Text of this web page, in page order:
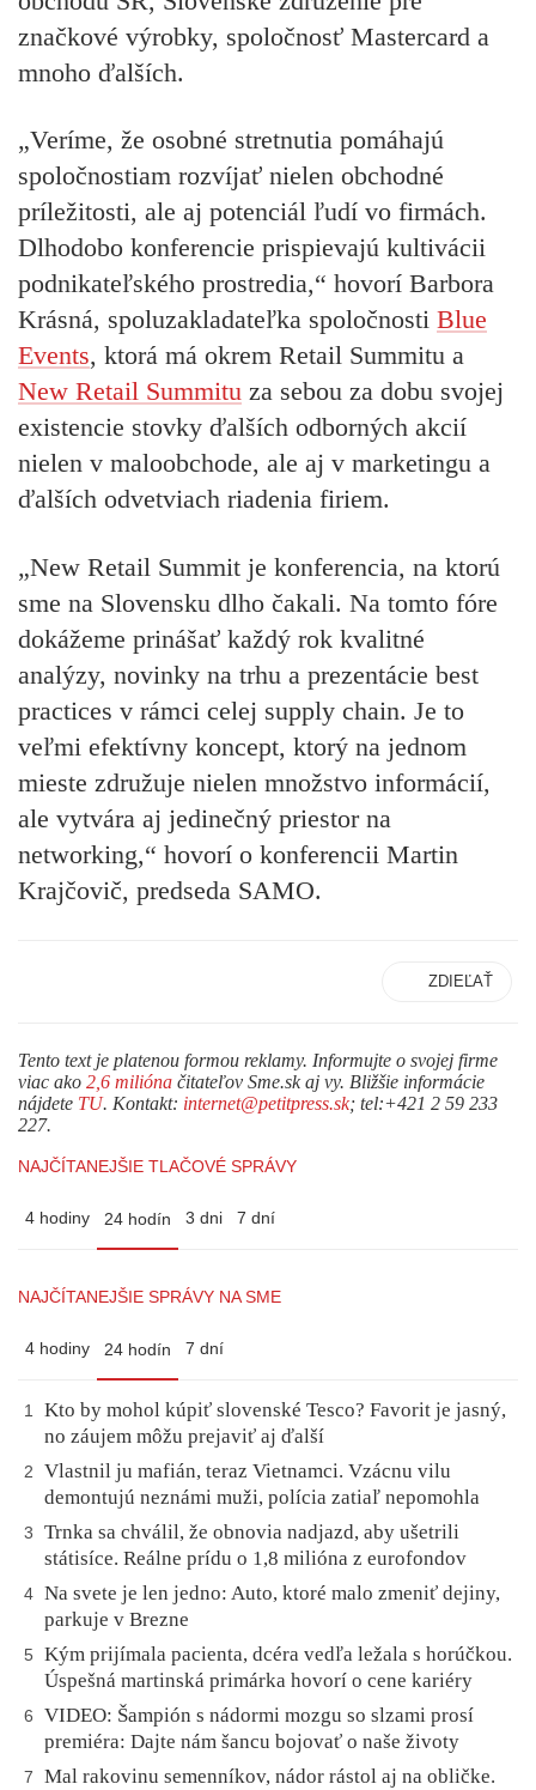
značkové výrobky, spoločnosť Mastercard a
mnoho ďalších.
„Veríme, že osobné stretnutia pomáhajú
spoločnostiam rozvíjať nielen obchodné
príležitosti, ale aj potenciál ľudí vo firmách.
Dlhodobo konferencie prispievajú kultivácii
podnikateľského prostredia,“ hovorí Barbora
Krásná, spoluzakladateľka spoločnosti Blue
Events, ktorá má okrem Retail Summitu a
New Retail Summitu za sebou za dobu svojej
existencie stovky ďalších odborných akcií
nielen v maloobchode, ale aj v marketingu a
ďalších odvetviach riadenia firiem.
„New Retail Summit je konferencia, na ktorú
sme na Slovensku dlho čakali. Na tomto fóre
dokážeme prinášať každý rok kvalitné
analýzy, novinky na trhu a prezentácie best
practices v rámci celej supply chain. Je to
veľmi efektívny koncept, ktorý na jednom
mieste združuje nielen množstvo informácií,
ale vytvára aj jedinečný priestor na
networking,“ hovorí o konferencii Martin
Krajčovič, predseda SAMO.
ZDIEĽAŤ
Tento text je platenou formou reklamy. Informujte o svojej firme
viac ako 2,6 milióna čitateľov Sme.sk aj vy. Bližšie informácie
nájdete TU. Kontakt: internet@petitpress.sk; tel:+421 2 59 233
227.
NAJČÍTANEJŠIE TLAČOVÉ SPRÁVY
4 hodiny 24 hodín 3 dni 7 dní
NAJČÍTANEJŠIE SPRÁVY NA SME
4 hodiny 24 hodín 7 dní
1
Kto by mohol kúpiť slovenské Tesco? Favorit je jasný,
no záujem môžu prejaviť aj ďalší
2
Vlastnil ju mafián, teraz Vietnamci. Vzácnu vilu
demontujú neznámi muži, polícia zatiaľ nepomohla
3
Trnka sa chválil, že obnovia nadjazd, aby ušetrili
státisíce. Reálne prídu o 1,8 milióna z eurofondov
4 Na svete je len jedno: Auto, ktoré malo zmeniť dejiny,
parkuje v Brezne
5
Kým prijímala pacienta, dcéra vedľa ležala s horúčkou.
Úspešná martinská primárka hovorí o cene kariéry
6
VIDEO: Šampión s nádormi mozgu so slzami prosí
premiéra: Dajte nám šancu bojovať o naše životy
7
Mal rakovinu semenníkov, nádor rástol aj na obličke.